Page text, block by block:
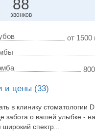
88
звонков
от 1500
и цены (33)
в клинику стоматологии
забота о вашей улыбке -
спектр...